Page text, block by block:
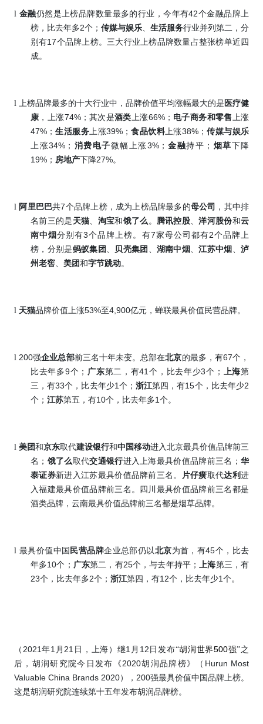
l 金融仍然是上榜品牌数量最多的行业，今年有42个金融品牌上
榜，比去年多2个； 传媒与娱乐、 生活服务行业并列第二，分
别有17个品牌上榜。三大行业上榜品牌数量占整张榜单近四
成。
l 上榜品牌最多的十大行业中，品牌价值平均涨幅最大的是 医疗健
康 ，上涨74%；其次是酒类上涨66%； 电子商务和零售上涨
47% ； 生活服务上涨39%； 食品饮料上涨38%； 传媒与娱乐
上涨34% ； 消费电子微幅上涨3%； 金融持平； 烟草下降
19% ； 房地产下降27%。
l 阿里巴巴共7个品牌上榜，成为上榜品牌最多的母公司
，其中排
名前三的是 天猫、 淘宝和 饿了么。 腾讯控股、洋河股份和云
南中烟分别有3个品牌上榜。有7家母公司都有2个品牌上
榜，分别是蚂蚁集团 、 贝壳集团 、 湖南中烟 、江苏中烟 、泸
州老窖、 美团和字节跳动。
l 天猫品牌价值上涨53%至4,900亿元， 蝉联最具价值民营品牌。
l 200强企业总部前三名十年未变。总部在北京的最多，有67个，
比去年多9个； 广东第二，有41 个，比去年少3个； 上海第
三，有33个，比去年少1个； 浙江第四，有15个，比去年少2
个； 江苏第五，有10个，比去年多1 个。
l 美团和京东取代建设银行和中国移动进入北京最具价值品牌前三
名； 饿了么取代交通银行进入上海最具价值品牌前三名； 华
泰证券新进入江苏最具价值品牌前三名。 片仔癀取代达利进
入福建最具价值品牌前三名。四川最具价值品牌前三名都是
酒类品牌，云南最具价值品牌前三名都是烟草品牌。
l 最具价值中国 民营品牌企业总部仍以北京为首，有45个，比去
年多10个； 广东第二，有25个，与去年持平；上海第三，有
23个，比去年多2个； 浙江第四，有12个，比去年少1 个。
（ 2021年1 月21 日，上海）继1 月 12 日发布“胡润世界500强”之
后，胡润研究院今日发布
《2020胡润品牌榜》 （ Hurun Most
Valuable China Brands 2020）， 200强最具价值中国品牌上榜。
这是胡润研究院连续第十五年发布胡润品牌榜。